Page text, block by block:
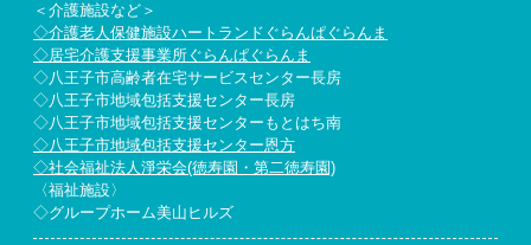
＜介護施設など＞
◇介護老人保健施設ハートランドぐらんぱぐらんま
◇居宅介護支援事業所ぐらんぱぐらんま
◇八王子市高齢者在宅サービスセンター長房
◇八王子市地域包括支援センター長房
◇八王子市地域包括支援センターもとはち南
◇八王子市地域包括支援センター恩方
◇社会福祉法人淨栄会(徳寿園・第二徳寿園)
〈福祉施設〉
◇グループホーム美山ヒルズ